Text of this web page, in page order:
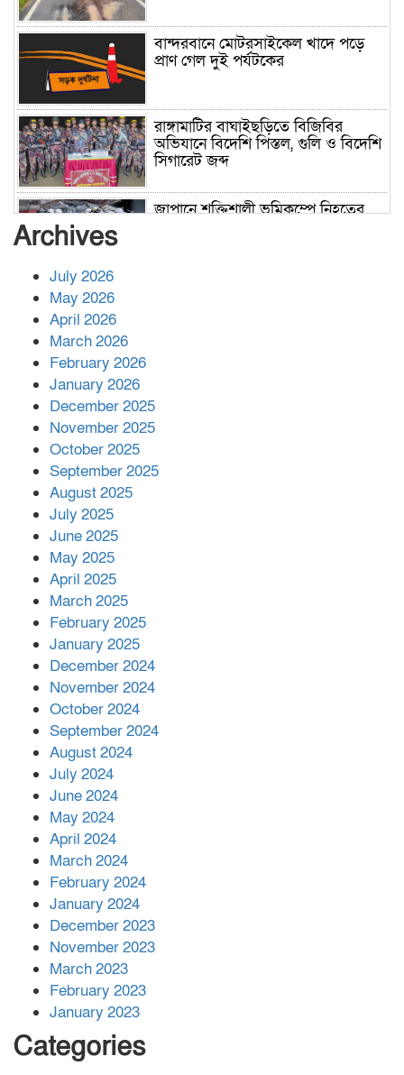
বান্দরবানে মোটরসাইকেল খাদে পড়ে
প্রাণ গেল দুই পর্যটকের
রাঙ্গামাটির বাঘাইছড়িতে বিজিবির
অভিযানে বিদেশি পিস্তল, গুলি ও বিদেশি
সিগারেট জব্দ
জাপানে শক্তিশালী ভূমিকম্পে নিহতের
পর ফোন তারেক রহমানের,গ্যাস সঙ্কট
সহায়তা দিলেন সাচিং প্রু জেরী
Archives
July 2026
May 2026
April 2026
March 2026
February 2026
January 2026
December 2025
November 2025
October 2025
September 2025
August 2025
July 2025
June 2025
May 2025
April 2025
March 2025
February 2025
January 2025
December 2024
November 2024
October 2024
September 2024
August 2024
July 2024
June 2024
May 2024
April 2024
March 2024
February 2024
January 2024
December 2023
November 2023
March 2023
February 2023
January 2023
Categories